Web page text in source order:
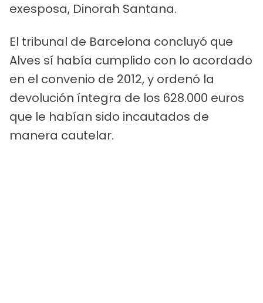
exesposa, Dinorah Santana.
El tribunal de Barcelona concluyó que
Alves sí había cumplido con lo acordado
en el convenio de 2012, y ordenó la
devolución íntegra de los 628.000 euros
que le habían sido incautados de
manera cautelar.